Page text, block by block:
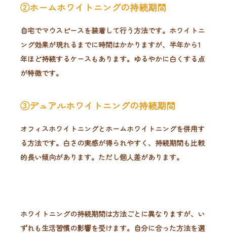
②ホームホワイトニングの持続期間
自宅でマウスピースを装着して行う方法です。ホワイトニ
ング効果が現れるまでに時間はかかりますが、半年から1
年ほど持続するケースもあります。ゆるやかに白くする点
が特徴です。
③デュアルホワイトニングの持続期間
オフィスホワイトニングとホームホワイトニングを併用す
る方法です。白さの実感が得られやすく、持続期間も比較
的長い傾向があります。ただし個人差があります。
ホワイトニングの持続期間は方法ごとに異なりますが、い
ずれも生活習慣の影響を受けます。自分に合った方法を選